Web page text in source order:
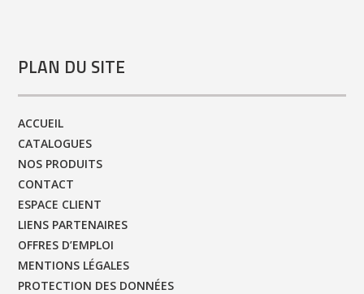
PLAN DU SITE
ACCUEIL
CATALOGUES
NOS PRODUITS
CONTACT
ESPACE CLIENT
LIENS PARTENAIRES
OFFRES D’EMPLOI
MENTIONS LÉGALES
PROTECTION DES DONNÉES